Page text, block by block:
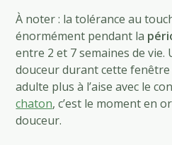
À noter : la tolérance au
énormément pendant la
entre 2 et 7 semaines de
douceur durant cette
adulte plus à l’aise avec le
chaton, c’est le moment en
douceur.